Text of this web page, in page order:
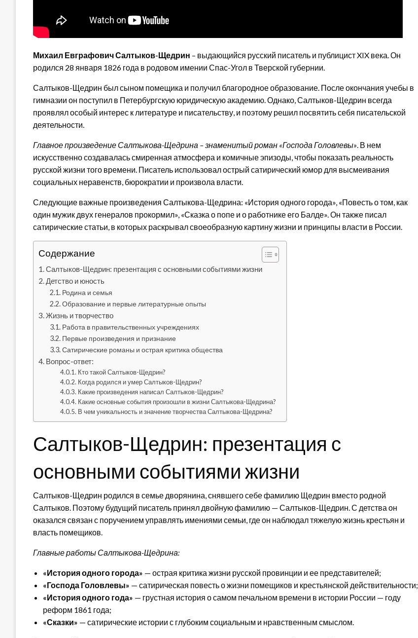
Михаил Евграфович Салтыков-Щедрин – выдающийся русский писатель и публицист XIX века. Он
родился 28 января 1826 года в родовом имении Спас-Угол в Тверской губернии.
Салтыков-Щедрин был сыном помещика и получил благородное образование. После окончания учебы в
гимназии он поступил в Петербургскую юридическую академию. Однако, Салтыков-Щедрин всегда
проявлял особый интерес к литературе и писательству, и поэтому решил посвятить себя писательской
деятельности.
Главное произведение Салтыкова-Щедрина – знаменитый роман «Господа Головлевы». В нем
искусственно создавалась смиренная атмосфера и комичные эпизоды, чтобы показать реальность
русской жизни того времени. Писатель использовал острый сатирический юмор для высмеивания
социальных неравенств, бюрократии и произвола власти.
Следующие важные произведения Салтыкова-Щедрина: «История одного города», «Повесть о том, как
один мужик двух генералов прокормил», «Сказка о попе и о работнике его Балде». Он также писал
сатирические статьи, в которых раскрывал своеобразную картину жизни и принципы власти в России.
Содержание
Салтыков-Щедрин: презентация с основными событиями жизни
Детство и юность
Родина и семья
Образование и первые литературные опыты
Жизнь и творчество
Работа в правительственных учреждениях
Первые произведения и признание
Сатирические романы и острая критика общества
Вопрос-ответ:
Кто такой Салтыков-Щедрин?
Когда родился и умер Салтыков-Щедрин?
Какие произведения написал Салтыков-Щедрин?
Какие основные события произошли в жизни Салтыкова-Щедрина?
В чем уникальность и значение творчества Салтыкова-Щедрина?
Салтыков-Щедрин: презентация с
основными событиями жизни
Салтыков-Щедрин родился в семье дворянина, снявшего себе фамилию Щедрин вместо родной
Салтыков. Поэтому будущий писатель принял двойную фамилию — Салтыков-Щедрин. С детства он
оказался связан с поручением управлять имениями семьи, где он наблюдал тяжелую жизнь крестьян и
власть помещиков.
Главные работы Салтыкова-Щедрина:
«История одного города» — острая критика жизни русской провинции и ее представителей;
«Господа Головлевы» — сатирическая повесть о жизни помещиков и крестьянской действительности;
«История одного года» — грустная история о самом печальном времени в истории России — году
реформ 1861 года;
«Сказки» — сатирические истории с глубоким социальным и нравственным смыслом.